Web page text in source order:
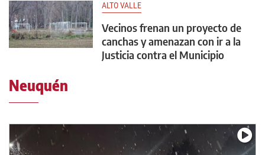
ALTO VALLE
Vecinos frenan un proyecto de
canchas y amenazan con ir a la
Justicia contra el Municipio
Neuquén